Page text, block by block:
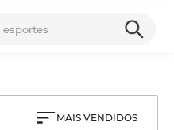
MAIS VENDIDOS